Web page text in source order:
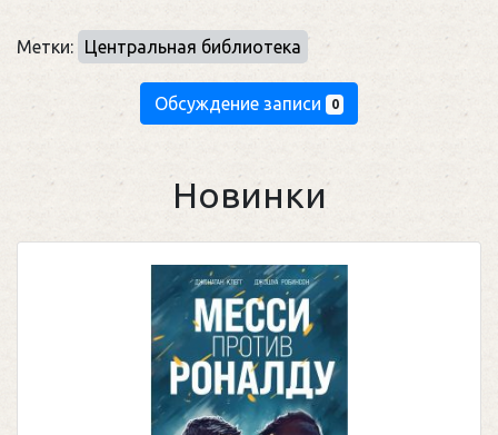
Метки: Центральная библиотека
Обсуждение записи 0
Новинки